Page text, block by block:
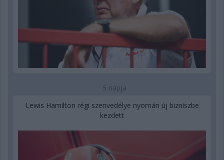
5 napja
Lewis Hamilton régi szenvedélye nyomán új bizniszbe
kezdett